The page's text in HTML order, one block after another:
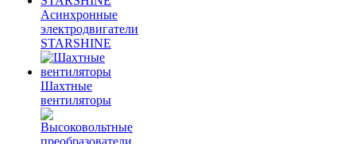
Асинхронные
электродвигатели
STARSHINE
Шахтные
вентиляторы